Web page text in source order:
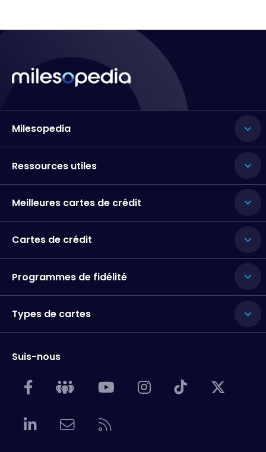
Milesopedia
Ressources utiles
Meilleures cartes de crédit
Cartes de crédit
Programmes de fidélité
Types de cartes
Suis-nous